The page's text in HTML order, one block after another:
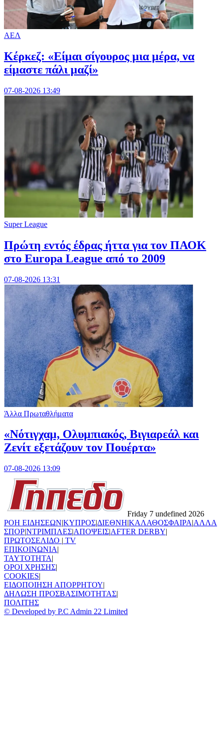
ΑΕΛ
Κέρκεζ: «Είμαι σίγουρος μια μέρα, να
είμαστε πάλι μαζί»
07-08-2026 13:49
Super League
Πρώτη εντός έδρας ήττα για τον ΠΑΟΚ
στο Europa League από το 2009
07-08-2026 13:31
Άλλα Πρωταθλήματα
«Νότιγχαμ, Ολυμπιακός, Βιγιαρεάλ και
Ζενίτ εξετάζουν τον Πουέρτα»
07-08-2026 13:09
Friday 7 undefined 2026
ΡΟΗ ΕΙΔΗΣΕΩΝ|ΚΥΠΡΟΣ|ΔΙΕΘΝΗ|ΚΑΛΑΘΟΣΦΑΙΡΑ|ΑΛΛΑ
ΣΠΟΡ|ΝΤΡΙΜΠΛΕΣ|ΑΠΟΨΕΙΣ|AFTER DERBY|
ΠΡΩΤΟΣΕΛΙΔΟ | TV
ΕΠΙΚΟΙΝΩΝΙΑ|
TAYTOTHTA|
ΟΡΟΙ ΧΡΗΣΗΣ|
COOKIES|
ΕΙΔΟΠΟΙΗΣΗ ΑΠΟΡΡΗΤΟΥ|
ΔΗΛΩΣΗ ΠΡΟΣΒΑΣΙΜΟΤΗΤΑΣ|
ΠΟΛΙΤΗΣ
© Developed by P.C Admin 22 Limited